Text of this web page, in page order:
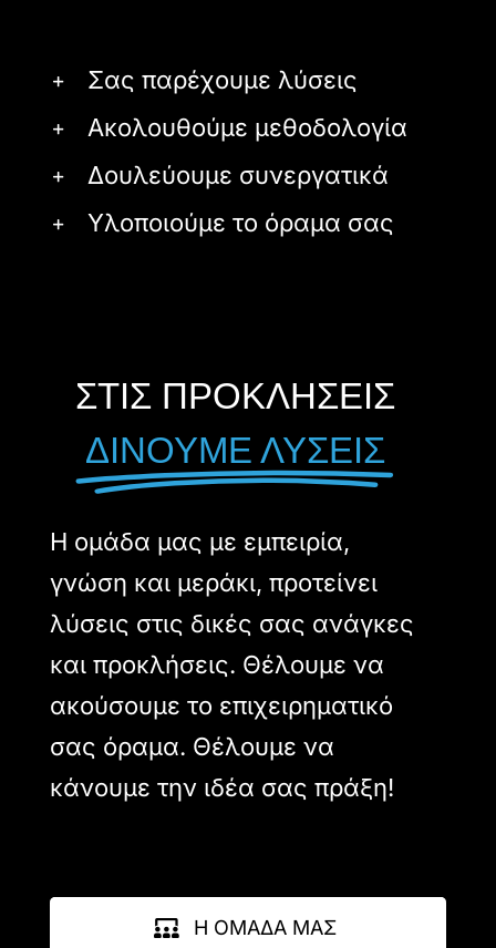
Σας παρέχουμε λύσεις
Ακολουθούμε μεθοδολογία
Δουλεύουμε συνεργατικά
Υλοποιούμε το όραμα σας
ΣΤΙΣ ΠΡΟΚΛΗΣΕΙΣ
ΔΙΝΟΥΜΕ ΛΥΣΕΙΣ
Η ομάδα μας με εμπειρία,
γνώση και μεράκι, προτείνει
λύσεις στις δικές σας ανάγκες
και προκλήσεις. Θέλουμε να
ακούσουμε το επιχειρηματικό
σας όραμα. Θέλουμε να
κάνουμε την ιδέα σας πράξη!
Η ΟΜΑΔΑ ΜΑΣ